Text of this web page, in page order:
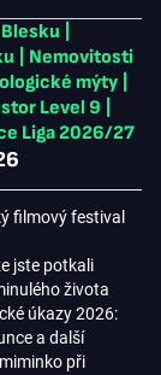
Nemovitosti
mýty
Level 9
Liga 2026/27
filmový festival
jste potkali
života
úkazy 2026:
a další
při